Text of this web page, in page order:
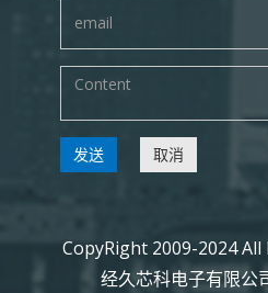
发送 取消
CopyRight 2009-2024
经久芯科电子有限公